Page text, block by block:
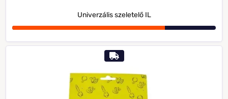
Univerzális szeletelő IL